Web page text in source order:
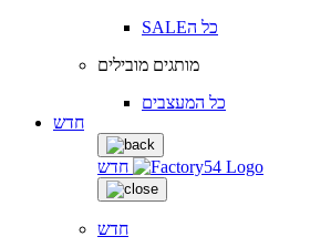
SALEכל ה
מותגים מובילים
כל המעצבים
חדש
חדש
חדש